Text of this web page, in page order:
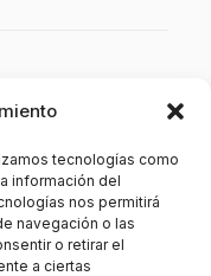
tecnologías como
información del
nos permitirá
navegación o las
o retirar el
a ciertas